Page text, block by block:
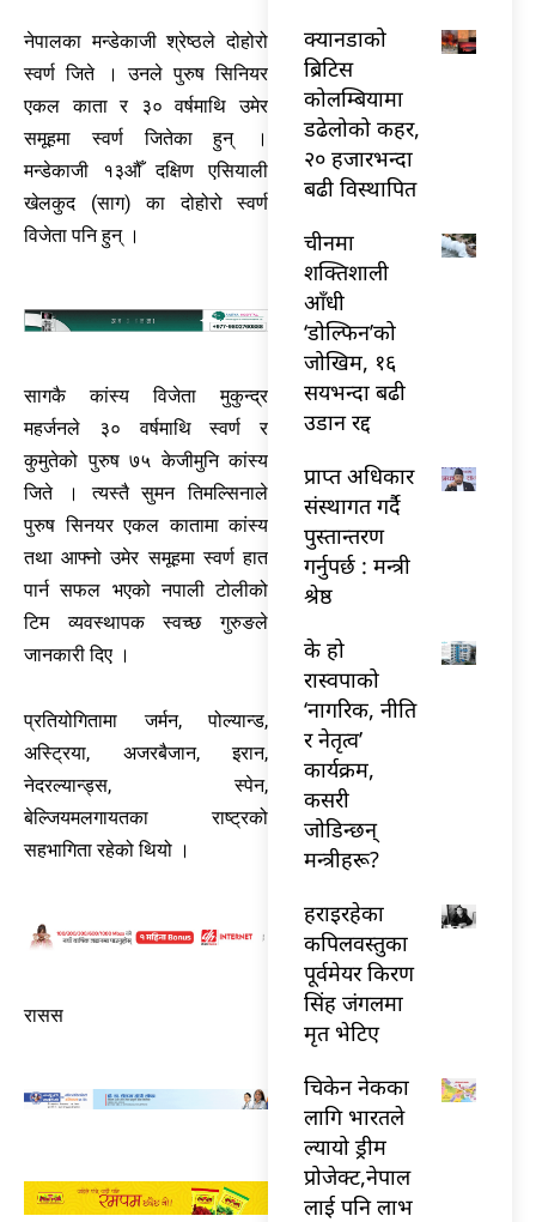
नेपालका मन्डेकाजी श्रेष्ठले दोहोरो
स्वर्ण जिते । उनले पुरुष सिनियर
एकल काता र ३० वर्षमाथि उमेर
समूहमा स्वर्ण जितेका हुन् ।
मन्डेकाजी १३औँ दक्षिण एसियाली
खेलकुद (साग) का दोहोरो स्वर्ण
विजेता पनि हुन् ।
सागकै कांस्य विजेता मुकुन्द्र
महर्जनले ३० वर्षमाथि स्वर्ण र
कुमुतेको पुरुष ७५ केजीमुनि कांस्य
जिते । त्यस्तै सुमन तिमल्सिनाले
पुरुष सिनयर एकल कातामा कांस्य
तथा आफ्नो उमेर समूहमा स्वर्ण हात
पार्न सफल भएको नपाली टोलीको
टिम व्यवस्थापक स्वच्छ गुरुङले
जानकारी दिए ।
प्रतियोगितामा जर्मन, पोल्यान्ड,
अस्ट्रिया, अजरबैजान, इरान,
नेदरल्यान्ड्स, स्पेन,
बेल्जियमलगायतका राष्ट्रको
सहभागिता रहेको थियो ।
रासस
क्यानडाको
ब्रिटिस
कोलम्बियामा
डढेलोको कहर,
२० हजारभन्दा
बढी विस्थापित
चीनमा
शक्तिशाली
आँधी
‘डोल्फिन’को
जोखिम, १६
सयभन्दा बढी
उडान रद्द
प्राप्त अधिकार
संस्थागत गर्दै
पुस्तान्तरण
गर्नुपर्छ : मन्त्री
श्रेष्ठ
के हो
रास्वपाको
‘नागरिक, नीति
र नेतृत्व’
कार्यक्रम,
कसरी
जोडिन्छन्
मन्त्रीहरू?
हराइरहेका
कपिलवस्तुका
पूर्वमेयर किरण
सिंह जंगलमा
मृत भेटिए
चिकेन नेकका
लागि भारतले
ल्यायो ड्रीम
प्रोजेक्ट,नेपाल
लाई पनि लाभ